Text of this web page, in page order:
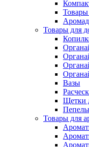
Товары
Товары для
Вазы
Щетки
Товары для